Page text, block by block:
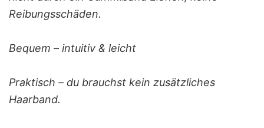
Reibungsschäden.
Bequem – intuitiv & leicht
Praktisch – du brauchst kein zusätzliches
Haarband.